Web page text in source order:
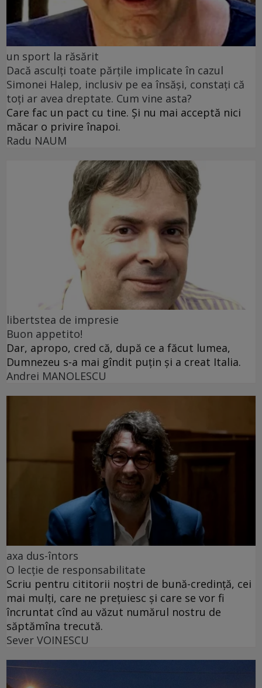
un sport la răsărit
Dacă asculți toate părțile implicate în cazul
Simonei Halep, inclusiv pe ea însăși, constați că
toți ar avea dreptate. Cum vine asta?
Care fac un pact cu tine. Și nu mai acceptă nici
măcar o privire înapoi.
Radu NAUM
libertstea de impresie
Buon appetito!
Dar, apropo, cred că, după ce a făcut lumea,
Dumnezeu s-a mai gîndit puțin și a creat Italia.
Andrei MANOLESCU
axa dus-întors
O lecție de responsabilitate
Scriu pentru cititorii noștri de bună-credință, cei
mai mulți, care ne prețuiesc și care se vor fi
încruntat cînd au văzut numărul nostru de
săptămîna trecută.
Sever VOINESCU